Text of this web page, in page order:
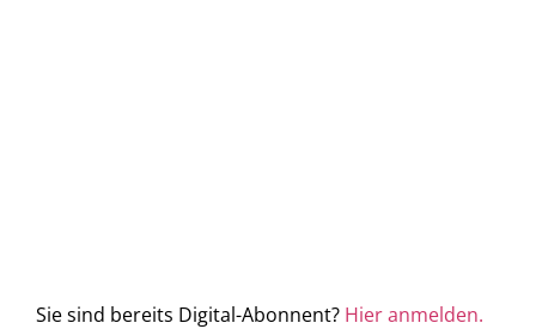
Sie sind bereits Digital-Abonnent? Hier anmelden.